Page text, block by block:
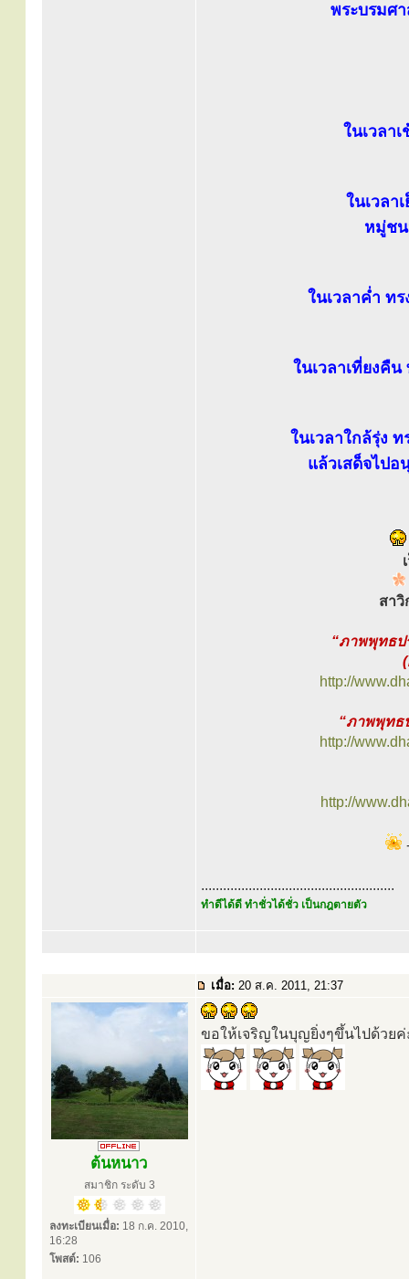
พระบรมศ
ในเวลา
ในเวลา
หมู่ชน
ในเวลาค่ำ ท
ในเวลาเที่ยงคื
ในเวลาใกล้รุ่ง
แล้วเสด็จไป
สาวิ
“ภาพพุทธป
http://
“ภาพพุทธ
http://
http://
.....................................................
ทำดีได้ดี ทำชั่วได้ชั่ว เป็นกฎตายตัว
เมื่อ: 20 ส.ค. 2011, 21:37
ต้นหนาว
สมาชิก ระดับ 3
ลงทะเบียนเมื่อ: 18 ก.ค. 2010,
16:28
โพสต์: 106
ขอให้เจริญในบุญยิ่งๆขึ้นไปด้วยค่